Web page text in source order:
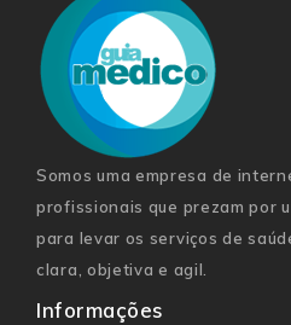
Somos uma empresa de
profissionais que prezam por
para levar os serviços de
clara, objetiva e agil.
Informações